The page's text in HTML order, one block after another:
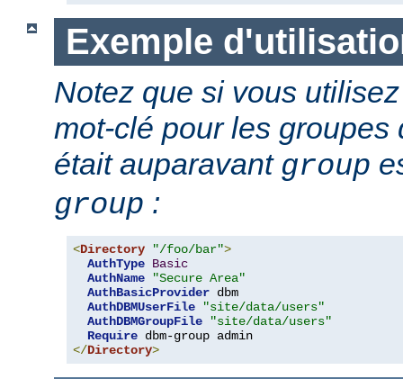
Exemple
Notez que si vous
mot-clé pour les groupes
était auparavant group
group :
<Directory "/foo/bar">
AuthType Basic
AuthName
"Secure Area"
AuthBasicProvider dbm
AuthDBMUserFile
"site/data/users"
AuthDBMGroupFile
"site/data/users"
Require
</Directory>